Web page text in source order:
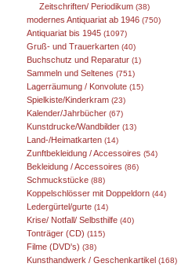
Zeitschriften/ Periodikum (38)
modernes Antiquariat ab 1946 (750)
Antiquariat bis 1945 (1097)
Gruß- und Trauerkarten (40)
Buchschutz und Reparatur (1)
Sammeln und Seltenes (751)
Lagerräumung / Konvolute (15)
Spielkiste/Kinderkram (23)
Kalender/Jahrbücher (67)
Kunstdrucke/Wandbilder (13)
Land-/Heimatkarten (14)
Zunftbekleidung / Accessoires (54)
Bekleidung / Accessoires (86)
Schmuckstücke (88)
Koppelschlösser mit Doppeldorn (44)
Ledergürtel/gurte (14)
Krise/ Notfall/ Selbsthilfe (40)
Tonträger (CD) (115)
Filme (DVD's) (38)
Kunsthandwerk / Geschenkartikel (168)